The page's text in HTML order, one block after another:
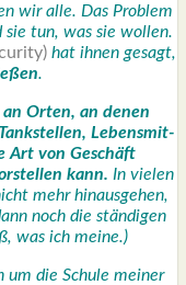
wir alle. Das Pro­blem
sie tun, was sie wol­len.
hat ihnen gesagt,
.
Orten, an denen
Lebens­mit­
Art von Geschäft
kann. In vie­len
mehr hin­aus­ge­hen,
noch die stän­di­gen
was ich mei­ne.)
um die Schu­le mei­ner